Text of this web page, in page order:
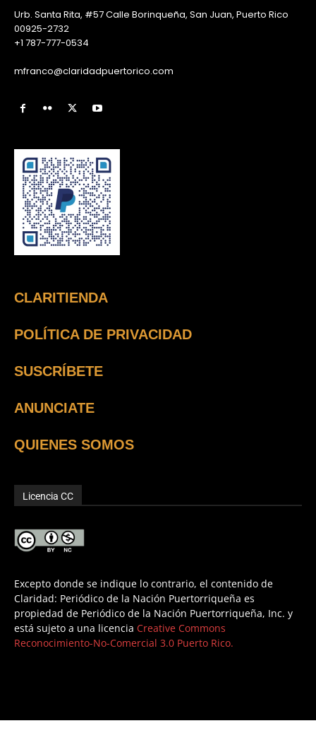
Urb. Santa Rita, #57 Calle Borinqueña, San Juan, Puerto Rico
00925-2732
+1 787-777-0534
mfranco@claridadpuertorico.com
CLARITIENDA
POLÍTICA DE PRIVACIDAD
SUSCRÍBETE
ANUNCIATE
QUIENES SOMOS
Licencia CC
Excepto donde se indique lo contrario, el contenido de
Claridad: Periódico de la Nación Puertorriqueña es
propiedad de Periódico de la Nación Puertorriqueña, Inc. y
está sujeto a una licencia Creative Commons
Reconocimiento-No-Comercial 3.0 Puerto Rico.